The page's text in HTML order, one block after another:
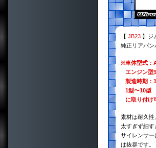
【 JB23 】ジ
純正リアバン
※車体型式：
エンジン型
製造時期：
1型〜10型
に取り付け
素材は耐久性
太すぎず細す
サイレンサ
は抜群です。